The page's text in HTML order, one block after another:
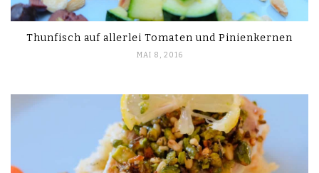
Thunfisch auf allerlei Tomaten und Pinienkernen
MAI 8, 2016